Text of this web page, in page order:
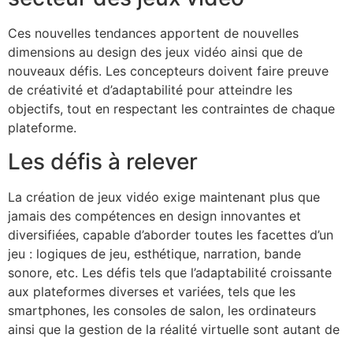
Ces nouvelles tendances apportent de nouvelles
dimensions au design des jeux vidéo ainsi que de
nouveaux défis. Les concepteurs doivent faire preuve
de créativité et d’adaptabilité pour atteindre les
objectifs, tout en respectant les contraintes de chaque
plateforme.
Les défis à relever
La création de jeux vidéo exige maintenant plus que
jamais des compétences en design innovantes et
diversifiées, capable d’aborder toutes les facettes d’un
jeu : logiques de jeu, esthétique, narration, bande
sonore, etc. Les défis tels que l’adaptabilité croissante
aux plateformes diverses et variées, tels que les
smartphones, les consoles de salon, les ordinateurs
ainsi que la gestion de la réalité virtuelle sont autant de